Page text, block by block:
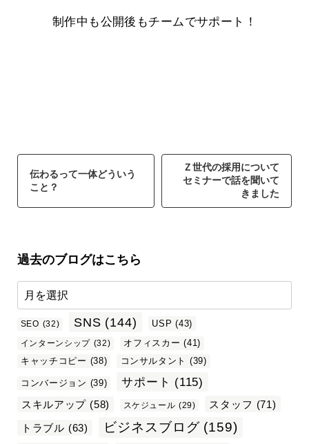
制作中も公開後もチームでサポート！
伝わるって一体どういう
こと？
Ｚ世代の採用について
セミナーで話を聞いて
きました
過去のブログはこちら
SEO (32) SNS (144) USP (43)
インターンシップ (32) オフィスカー (41)
キャッチコピー (38) コンサルタント (39)
コンバージョン (39) サポート (115)
スキルアップ (58) スケジュール (29) スタッフ (71)
トラブル (63) ビジネスブログ (159)